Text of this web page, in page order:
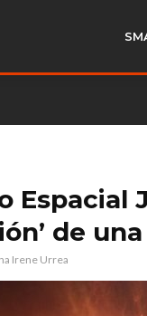
Espacial
de
Irene Urrea